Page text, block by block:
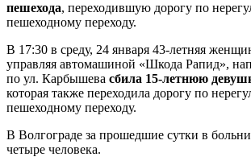
пешехода, переходившую дорогу по
пешеходному переходу.
В 17:30 в среду, 24 января 43-летняя
управляя автомашиной «Шкода Рапид»,
по ул. Карбышева сбила 15-летнюю
которая также переходила дорогу по
пешеходному переходу.
В Волгограде за прошедшие сутки в
четыре человека.